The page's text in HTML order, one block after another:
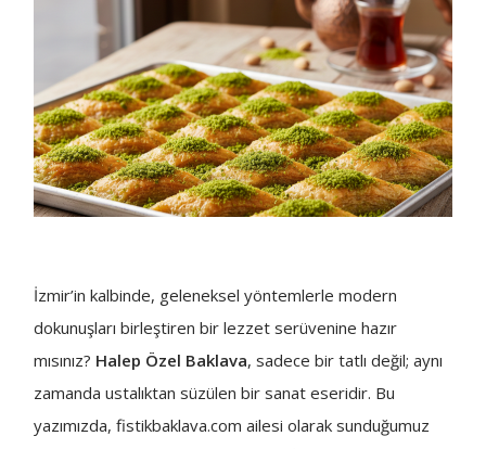
İzmir’in kalbinde, geleneksel yöntemlerle modern
dokunuşları birleştiren bir lezzet serüvenine hazır
mısınız? Halep Özel Baklava, sadece bir tatlı değil; aynı
zamanda ustalıktan süzülen bir sanat eseridir. Bu
yazımızda, fistikbaklava.com ailesi olarak sunduğumuz